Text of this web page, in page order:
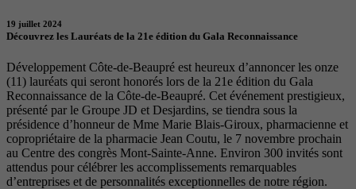
19 juillet 2024
Découvrez les Lauréats de la 21e édition du Gala Reconnaissance
Développement Côte-de-Beaupré est heureux d’annoncer les onze
(11) lauréats qui seront honorés lors de la 21e édition du Gala
Reconnaissance de la Côte-de-Beaupré. Cet événement prestigieux,
présenté par le Groupe JD et Desjardins, se tiendra sous la
présidence d’honneur de Mme Marie Blais-Giroux, pharmacienne et
copropriétaire de la pharmacie Jean Coutu, le 7 novembre prochain
au Centre des congrès Mont-Sainte-Anne. Environ 300 invités sont
attendus pour célébrer les accomplissements remarquables
d’entreprises et de personnalités exceptionnelles de notre région.